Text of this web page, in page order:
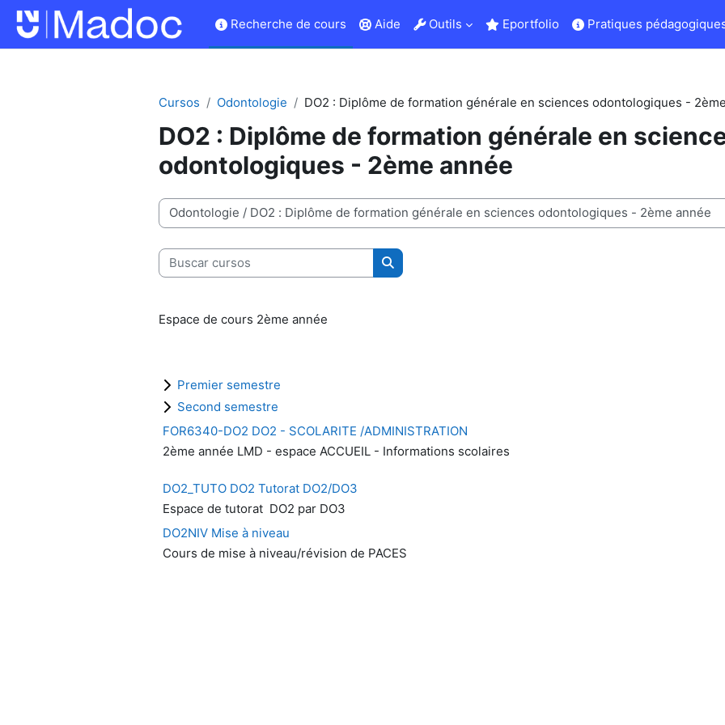
Salta al contenido principal
Recherche de cours
Aide Outils Eportfolio Pratiques
Cursos Odontologie DO2 : Diplôme de formation générale en sciences odontologiques -
DO2 : Diplôme de formation générale en
odontologiques - 2ème année
Categorías
Buscar cursos
Buscar cursos
Espace de cours 2ème année
Premier semestre
Second semestre
FOR6340-DO2 DO2 - SCOLARITE /ADMINISTRATION
2ème année LMD - espace ACCUEIL - Informations scolaires
DO2_TUTO DO2 Tutorat DO2/DO3
Espace de tutorat DO2 par DO3
DO2NIV Mise à niveau
Cours de mise à niveau/révision de PACES